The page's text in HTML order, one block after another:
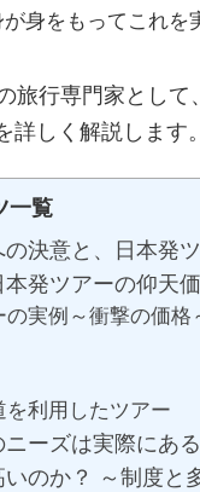
身をもってこれを
旅行専門家とし
詳しく解説します。
一覧
決意と、日本発
発ツアーの仰天
の実例～衝撃の価格
を利用したツアー
ーズは実際にある
のか？ ～制度と